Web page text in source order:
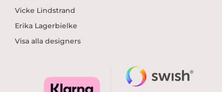
Vicke Lindstrand
Erika Lagerbielke
Visa alla designers